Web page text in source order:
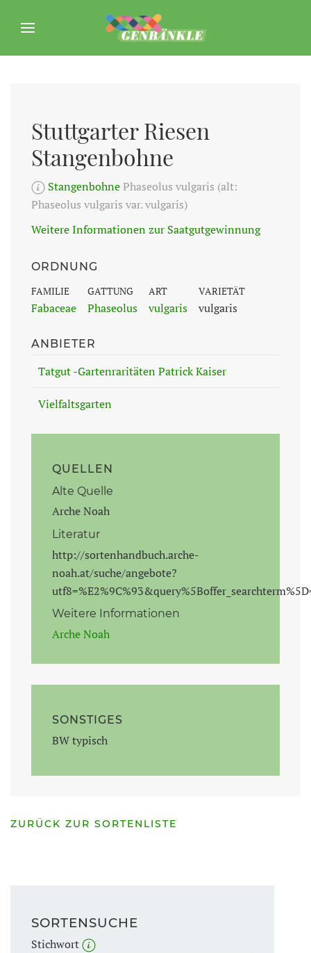
Stuttgarter Riesen
Stangenbohne
StangenbohnePhaseolus vulgaris (alt:
Phaseolus vulgaris var. vulgaris)
Weitere Informationen zur Saatgutgewinnung
ORDNUNG
FAMILIE
Fabaceae
GATTUNG
Phaseolus
ART
vulgaris
VARIETÄT
vulgaris
ANBIETER
Tatgut -Gartenraritäten Patrick Kaiser
Vielfaltsgarten
QUELLEN
Alte Quelle
Arche Noah
Literatur
http://sortenhandbuch.arche-
noah.at/suche/angebote?
Weitere Informationen
Arche Noah
SONSTIGES
BW typisch
ZURÜCK ZUR SORTENLISTE
SORTENSUCHE
Stichwort